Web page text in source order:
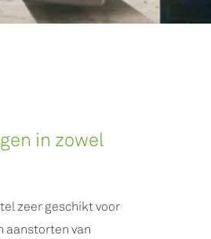
in zowel
zeer geschikt voor
aanstorten van